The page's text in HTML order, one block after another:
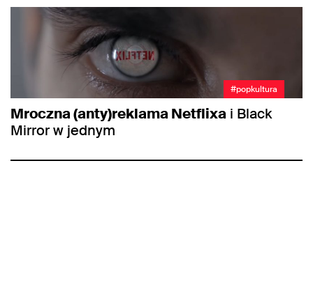
#popkultura
Mroczna (anty)reklama Netflixa i Black
Mirror w jednym